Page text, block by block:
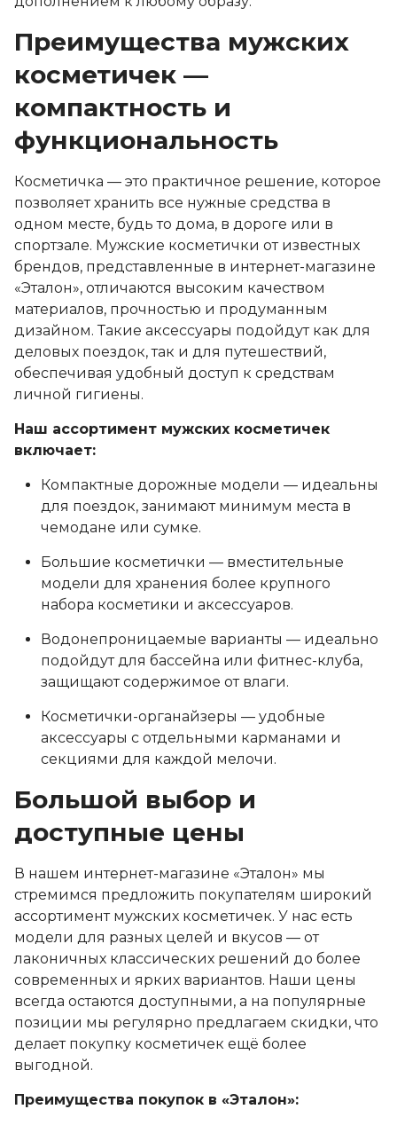
Преимущества мужских
косметичек —
компактность и
функциональность
Косметичка — это практичное решение, которое
позволяет хранить все нужные средства в
одном месте, будь то дома, в дороге или в
спортзале. Мужские косметички от известных
брендов, представленные в интернет-магазине
«Эталон», отличаются высоким качеством
материалов, прочностью и продуманным
дизайном. Такие аксессуары подойдут как для
деловых поездок, так и для путешествий,
обеспечивая удобный доступ к средствам
личной гигиены.
Наш ассортимент мужских косметичек
включает:
Компактные дорожные модели — идеальны
для поездок, занимают минимум места в
чемодане или сумке.
Большие косметички — вместительные
модели для хранения более крупного
набора косметики и аксессуаров.
Водонепроницаемые варианты — идеально
подойдут для бассейна или фитнес-клуба,
защищают содержимое от влаги.
Косметички-органайзеры — удобные
аксессуары с отдельными карманами и
секциями для каждой мелочи.
Большой выбор и
доступные цены
В нашем интернет-магазине «Эталон» мы
стремимся предложить покупателям широкий
ассортимент мужских косметичек. У нас есть
модели для разных целей и вкусов — от
лаконичных классических решений до более
современных и ярких вариантов. Наши цены
всегда остаются доступными, а на популярные
позиции мы регулярно предлагаем скидки, что
делает покупку косметичек ещё более
выгодной.
Преимущества покупок в «Эталон»: